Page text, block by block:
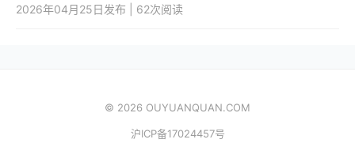
点？这两款滚筒洗衣机产品中，应该是第一款洗衣机更好用一些。
2026年04月25日发布 | 62次阅读
© 2026 OUYUANQUAN.COM
沪ICP备17024457号